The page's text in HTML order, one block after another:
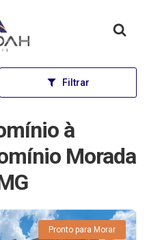
Filtrar
à
Morada
Pronto para Morar